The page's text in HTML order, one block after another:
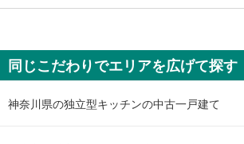
相模原市南区東林間6
4,070万円
未定
建物面積 -
同じこだわりでエリアを広げて探す
神奈川県の独立型キッチンの中古一戸建て